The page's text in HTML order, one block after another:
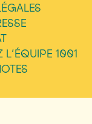
L’ÉQUIPE 1001